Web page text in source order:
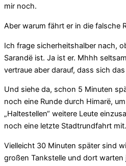
mir noch.
Aber warum fährt er in die falsche
Ich frage sicherheitshalber nach,
Sarandë ist. Ja ist er. Mhhh
vertraue aber darauf, dass sich
Und siehe da, schon 5 Minuten
noch eine Runde durch Himarë,
„Haltestellen“ weitere Leute
noch eine letzte Stadtrundfahrt
Vielleicht 30 Minuten später sind
großen Tankstelle und dort warten